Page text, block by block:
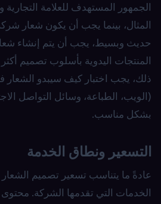
الجمهور المستهدف للعلامة
المثال، بينما يجب أن يكون شعار
حديث وبسيط، يجب أن يتم إنشاء
المنتجات اليدوية بأسلوب تصميم أكثر
ذلك، يجب اختبار كيف سيبدو الشعار
(الويب، الطباعة، وسائل التواصل
بشكل مناسب.
التسعير ونطاق الخدمة
عادةً ما يتناسب تسعير تصميم
الخدمات التي تقدمها الشركة.